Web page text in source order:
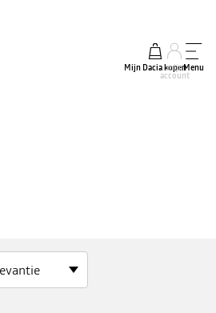
Mijn Dacia kopen
mijn
account
Menu